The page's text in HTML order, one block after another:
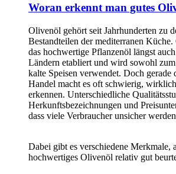
Woran erkennt man gutes
Olivenöl gehört seit Jahrhunderten zu
Bestandteilen der mediterranen
das hochwertige Pflanzenöl längst
Ländern etabliert und wird sowohl
kalte Speisen verwendet. Doch
Handel macht es oft schwierig,
erkennen. Unterschiedliche
Herkunftsbezeichnungen und
dass viele Verbraucher unsicher
Dabei gibt es verschiedene Merkmale,
hochwertiges Olivenöl relativ gut